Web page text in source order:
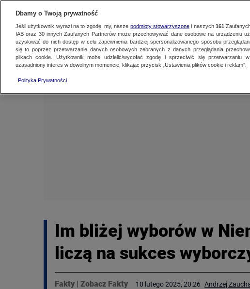
Im bliżej wyborów w
liczą na sukces
Fakty | Zobacz Fakty 10 lutego 2025, 20:26 Andrzej
Dbamy o Twoją prywatność
Jeśli użytkownik wyrazi na to zgodę, my, nasze podmioty stowarzyszonei naszych 161
IAB oraz 30innych Zaufanych Partnerów może przechowywać dane osobowe na urządzeniu
uzyskiwać do nich dostęp w celu zapewnienia bardziej spersonalizowanego sposobu
się to poprzez przetwarzanie danych osobowych zebranych z danych przeglądania
plikach cookie. Użytkownik może udzielić/wycofać zgodę i sprzeciwić się przetwarzaniu
uzasadniony interes w dowolnym momencie, klikając przycisk „Ustawienia plików cookie i reklam”.
Polityka Prywatności